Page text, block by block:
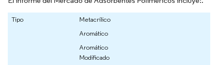
Tipo
Metacrílico
Aromático
Aromático
Modificado